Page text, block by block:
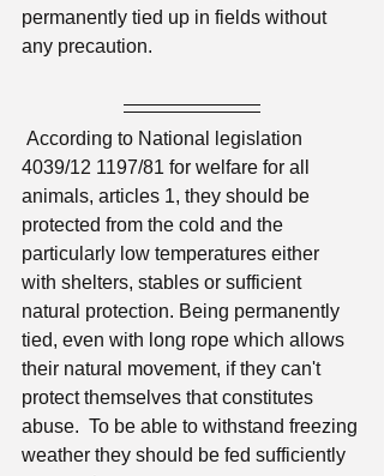
permanently tied up in fields without
any precaution.
4039/12 1197/81 for welfare for all
animals, articles 1, they should be
protected from the cold and the
particularly low temperatures either
with shelters, stables or sufficient
natural protection. Being permanently
tied, even with long rope which allows
their natural movement, if they can't
protect themselves that constitutes
abuse.  To be able to withstand freezing
weather they should be fed sufficiently